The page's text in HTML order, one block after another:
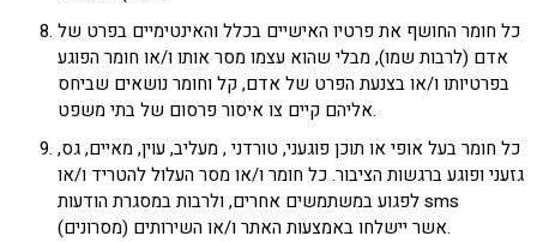
כל חומר החושף את פרטיו האישיים בכלל והאינטימיים בפרט של
אדם (לרבות שמו), מבלי שהוא עצמו מסר אותו ו/או חומר הפוגע
בפרטיותו ו/או בצנעת הפרט של אדם, קל וחומר נושאים שביחס
אליהם קיים צו איסור פרסום של בתי משפט.
כל חומר בעל אופי או תוכן פוגעני, טורדני , מעליב, עוין, מאיים, גס,
גזעני ופוגע ברגשות הציבור. כל חומר ו/או מסר העלול להטריד ו/או
לפגוע במשתמשים אחרים, ולרבות במסגרת הודעות sms
(מסרונים) אשר יישלחו באמצעות האתר ו/או השירותים.